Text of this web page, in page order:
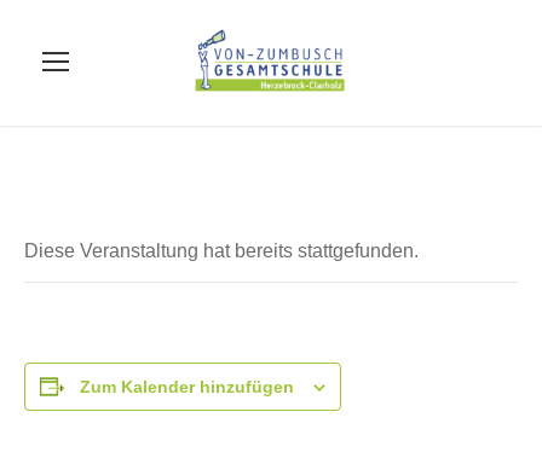
Diese Veranstaltung hat bereits stattgefunden.
Zum Kalender hinzufügen